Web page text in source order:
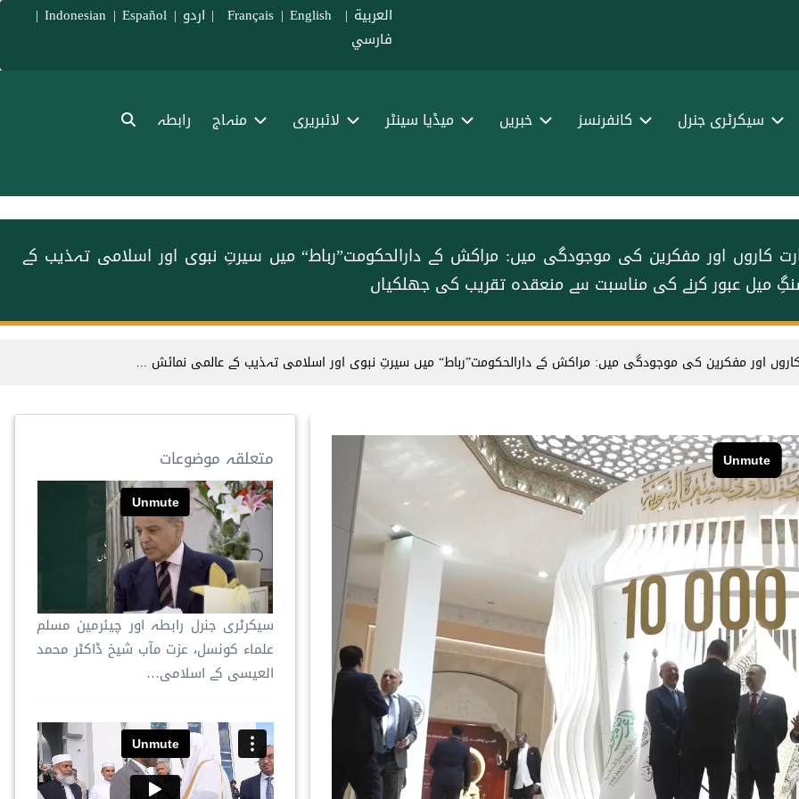
العربية |
Français
| English
| اردو |
Indonesian |Español
|
فارسي
سیکرٹری جنرل کانفرنسز خبریں میڈیا سینٹر لائبریری منہاج رابطہ
سفارت کاروں اور مفکرین کی موجودگی میں: مراکش کے دارالحکومت”رباط“ میں سیرتِ نبوی اور اسلامی تہذیب کے
میل عبور کرنے کی مناسبت سے منعقدہ تقریب کی جھلکیاں
متعلقہ موضوعات
سیکرٹری جنرل رابطہ اور چیئرمین مسلم
علماء کونسل، عزت مآب شیخ ڈاکٹر محمد
العیسی کے اسلامی…